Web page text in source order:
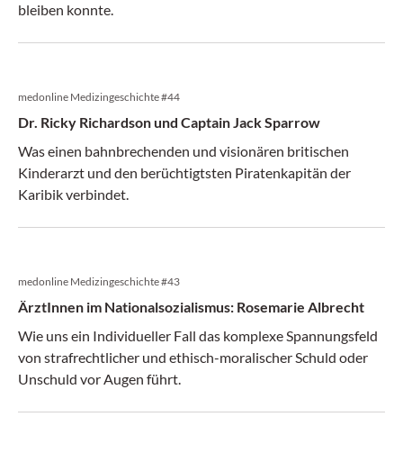
bleiben konnte.
medonline Medizingeschichte #44
Dr. Ricky Richardson und Captain Jack Sparrow
Was einen bahnbrechenden und visionären britischen
Kinderarzt und den berüchtigtsten Piratenkapitän der
Karibik verbindet.
medonline Medizingeschichte #43
ÄrztInnen im Nationalsozialismus: Rosemarie Albrecht
Wie uns ein Individueller Fall das komplexe Spannungsfeld
von strafrechtlicher und ethisch-moralischer Schuld oder
Unschuld vor Augen führt.